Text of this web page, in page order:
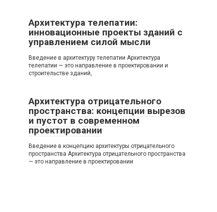
Архитектура телепатии:
инновационные проекты зданий с
управлением силой мысли
Введение в архитектуру телепатии Архитектура
телепатии — это направление в проектировании и
строительстве зданий,
Архитектура отрицательного
пространства: концепции вырезов
и пустот в современном
проектировании
Введение в концепцию архитектуры отрицательного
пространства Архитектура отрицательного пространства
— это направление в проектировании